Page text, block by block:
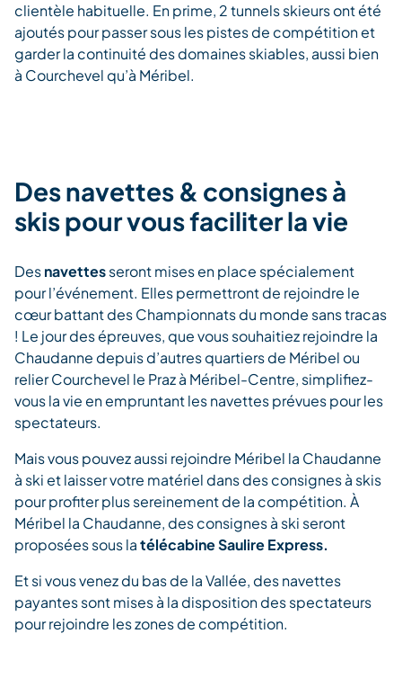
clientèle habituelle. En prime, 2 tunnels skieurs ont été
ajoutés pour passer sous les pistes de compétition et
garder la continuité des domaines skiables, aussi bien
à Courchevel qu’à Méribel.
Des navettes & consignes à
skis pour vous faciliter la vie
Desnavettesseront mises en place spécialement
pour l’événement. Elles permettront de rejoindre le
cœur battant des Championnats du monde sans tracas
! Le jour des épreuves, que vous souhaitiez rejoindre la
Chaudanne depuis d’autres quartiers de Méribel ou
relier Courchevel le Praz à Méribel-Centre, simplifiez-
vous la vie en empruntant les navettes prévues pour les
spectateurs.
Mais vous pouvez aussi rejoindre Méribel la Chaudanne
à ski et laisser votre matériel dans des consignes à skis
pour profiter plus sereinement de la compétition. À
Méribel la Chaudanne, des consignes à ski seront
proposées sous latélécabine Saulire Express.
Et si vous venez du bas de la Vallée, des navettes
payantes sont mises à la disposition des spectateurs
pour rejoindre les zones de compétition.